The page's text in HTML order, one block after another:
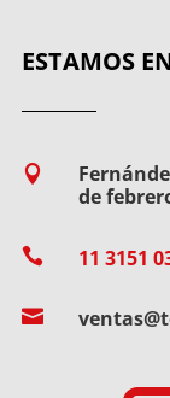
ESTAMOS

de
 11 3151
